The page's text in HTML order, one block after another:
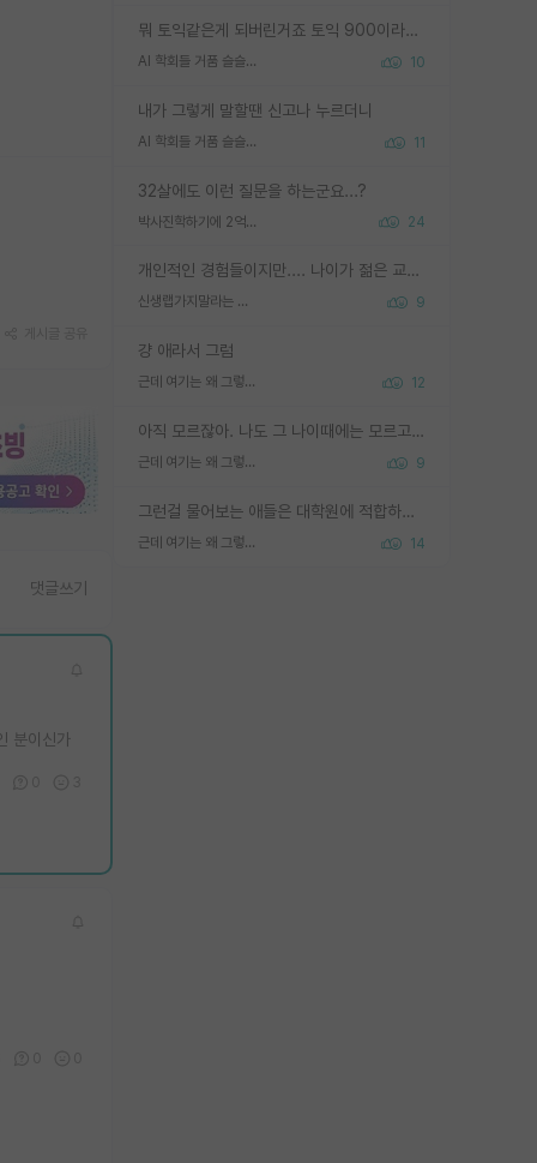
뭐 토익같은게 되버린거죠 토익 900이라고 영어잘하는건 아닙니다만 잘하는사람은 다 900을 넘는 그런
AI 학회들 거품 슬슬 지적이 나오네요 10
내가 그렇게 말할땐 신고나 누르더니
AI 학회들 거품 슬슬 지적이 나오네요 11
32살에도 이런 질문을 하는군요...?
박사진학하기에 2억은 괜찮은 (?) 정도의 경제력인가요 24
개인적인 경험들이지만.... 나이가 젊은 교수일수록 꼰대라는 가면을 쓴 채로 무례함을 행동하는 경우가 거의 90% 정도였음. 나이가 어린데 다른 또래들과 달리 명예, 권력, 재력까지 얻었으니 세상 다 가진 기분이겠지. 오히러 나이 든 교수들이 행동과 말을 더 조심하시더라.
신생랩가지말라는 이유가 있었구나 9
걍 애라서 그럼
근데 여기는 왜 그렇게 SPK를 물어보는거임? 12
아직 모르잖아. 나도 그 나이때에는 모르고 평가 받고 안심하고 싶었어.
근데 여기는 왜 그렇게 SPK를 물어보는거임? 9
그런걸 물어보는 애들은 대학원에 적합하지 않다
근데 여기는 왜 그렇게 SPK를 물어보는거임? 14
댓글쓰기
분이신가